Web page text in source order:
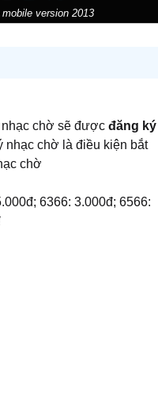
version 2013
chờ sẽ được đăng ký
nhạc chờ là điều kiện bắt
chờ
6366: 3.000đ; 6566: